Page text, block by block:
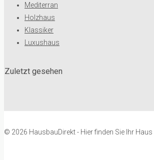
Mediterran
Holzhaus
Klassiker
Luxushaus
Zuletzt gesehen
© 2026 HausbauDirekt - Hier finden Sie Ihr Haus